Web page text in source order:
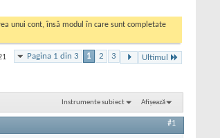
unui cont, însă modul în care sunt completate
Pagina 1 din 3 1 2 3 Ultimul
Instrumente subiect Afișează
#1